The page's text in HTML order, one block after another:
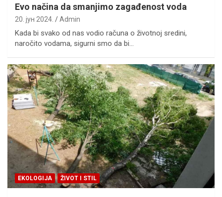
Evo načina da smanjimo zagađenost voda
20. јун 2024. Admin
Kada bi svako od nas vodio računa o životnoj sredini,
naročito vodama, sigurni smo da bi…
EKOLOGIJA ŽIVOT I STIL